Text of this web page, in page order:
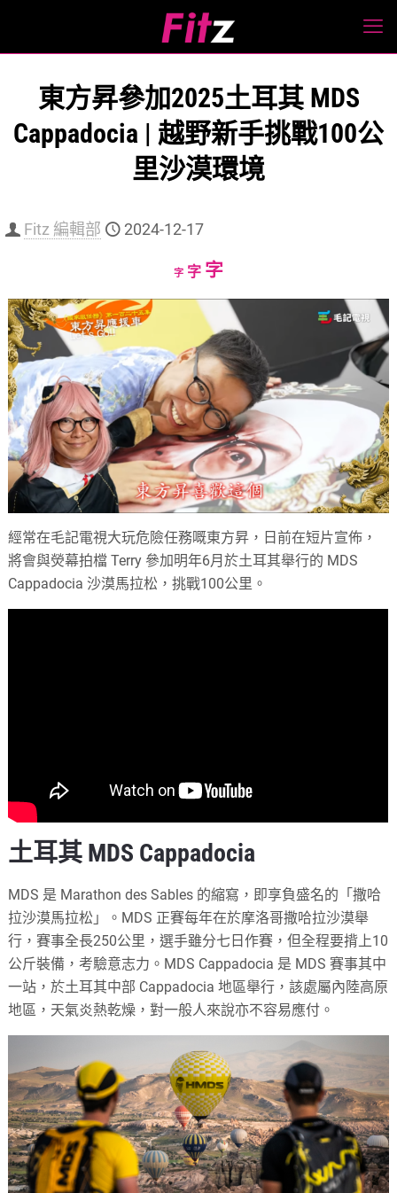
東方昇參加2025土耳其 MDS
Cappadocia | 越野新手挑戰100公
里沙漠環境
Fitz 編輯部 2024-12-17
字Decrease
size.
字Reset
size.
字Increase
size.
經常在毛記電視大玩危險任務嘅東方昇，日前在短片宣佈，
將會與熒幕拍檔 Terry 參加明年6月於土耳其舉行的 MDS
Cappadocia 沙漠馬拉松，挑戰100公里。
土耳其 MDS Cappadocia
MDS 是 Marathon des Sables 的縮寫，即享負盛名的「撒哈
拉沙漠馬拉松」。MDS 正賽每年在於摩洛哥撒哈拉沙漠舉
行，賽事全長250公里，選手雖分七日作賽，但全程要揹上10
公斤裝備，考驗意志力。MDS Cappadocia 是 MDS 賽事其中
一站，於土耳其中部 Cappadocia 地區舉行，該處屬內陸高原
地區，天氣炎熱乾燥，對一般人來說亦不容易應付。